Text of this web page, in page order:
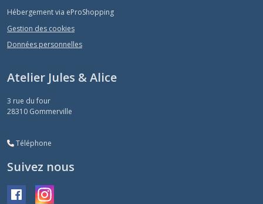
Hébergement via eProShopping
Gestion des cookies
Données personnelles
Atelier Jules & Alice
3 rue du four
28310 Gommerville
Téléphone
Suivez nous